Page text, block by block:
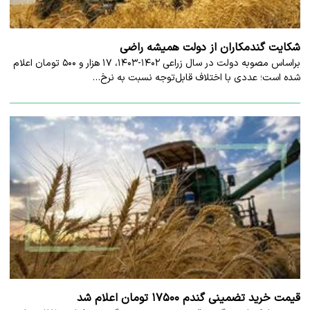
شکایت گندمکاران از دولت همیشه راضی
براساس مصوبه دولت در سال زراعی ۱۴۰۲-۱۴۰۳، ۱۷ هزار و ۵۰۰ تومان اعلام
شده است؛ عددی با اختلاف قابل‌توجه نسبت به نرخ…
قیمت خرید تضمینی گندم ۱۷۵۰۰ تومان اعلام شد